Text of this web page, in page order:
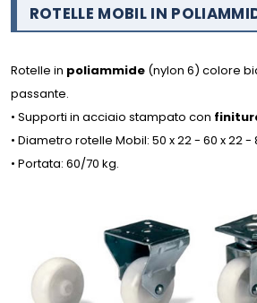
ROTELLE MOBIL IN
Rotelle in poliammide (nylon 6) colore
passante.
• Supporti in acciaio stampato con
• Diametro rotelle Mobil: 50 x 22 - 60 x 22 -
• Portata: 60/70 kg.